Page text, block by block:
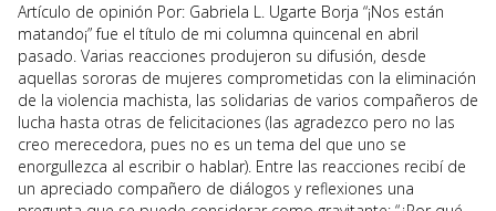
Artículo de opinión Por: Gabriela L. Ugarte Borja “¡Nos están
matando¡” fue el título de mi columna quincenal en abril
pasado. Varias reacciones produjeron su difusión, desde
aquellas sororas de mujeres comprometidas con la eliminación
de la violencia machista, las solidarias de varios compañeros de
lucha hasta otras de felicitaciones (las agradezco pero no las
creo merecedora, pues no es un tema del que uno se
enorgullezca al escribir o hablar). Entre las reacciones recibí de
un apreciado compañero de diálogos y reflexiones una